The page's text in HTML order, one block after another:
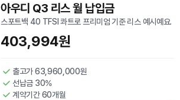
아우디 Q3 리스 월 납입금
스포트백 40 TFSI 콰트로 프리미엄 기준 리스 예시예요.
403,994원
출고가 63,960,000원
선납금 30%
계약기간 60개월